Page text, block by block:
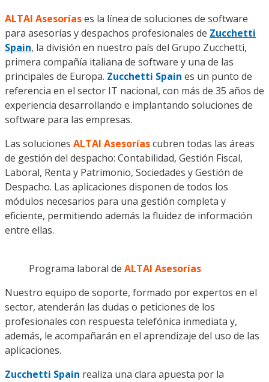
ALTAI Asesoríases la línea de soluciones de software
para asesorías y despachos profesionales de Zucchetti
Spain, la división en nuestro país del Grupo Zucchetti,
primera compañía italiana de software y una de las
principales de Europa. Zucchetti Spain es un punto de
referencia en el sector IT nacional, con más de 35 años de
experiencia desarrollando e implantando soluciones de
software para las empresas.
Las soluciones ALTAI Asesoríascubren todas las áreas
de gestión del despacho: Contabilidad, Gestión Fiscal,
Laboral, Renta y Patrimonio, Sociedades y Gestión de
Despacho. Las aplicaciones disponen de todos los
módulos necesarios para una gestión completa y
eficiente, permitiendo además la fluidez de información
entre ellas.
Programa laboral de ALTAI Asesorías
Nuestro equipo de soporte, formado por expertos en el
sector, atenderán las dudas o peticiones de los
profesionales con respuesta telefónica inmediata y,
además, le acompañarán en el aprendizaje del uso de las
aplicaciones.
Zucchetti Spain realiza una clara apuesta por la